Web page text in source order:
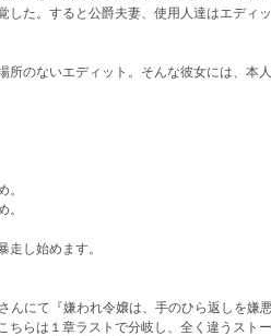
した。すると公爵夫妻、使用人達はエディ
所のないエディット。そんな彼女には、本
。
。
走し始めます。
んにて『嫌われ令嬢は、手のひら返しを嫌
ちらは１章ラストで分岐し、全く違うスト